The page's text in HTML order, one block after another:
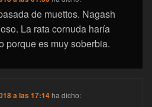
de muettos. Nagash
La rata cornuda haría
porque es muy soberbia.
a las 17:14 ha dicho: